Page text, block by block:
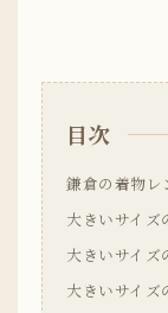
目次
鎌倉の着物レ
大きいサイズ
大きいサイズ
大きいサイズ